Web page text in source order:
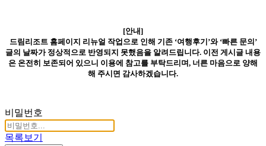
[안내]
드림리조트 홈페이지 리뉴얼 작업으로 인해 기존 ‘여행후기’와 ‘빠른 문의’
글의 날짜가 정상적으로 반영되지 못했음을 알려드립니다. 이전 게시글 내용
은 온전히 보존되어 있으니 이용에 참고를 부탁드리며, 너른 마음으로 양해
해 주시면 감사하겠습니다.
비밀번호
목록보기